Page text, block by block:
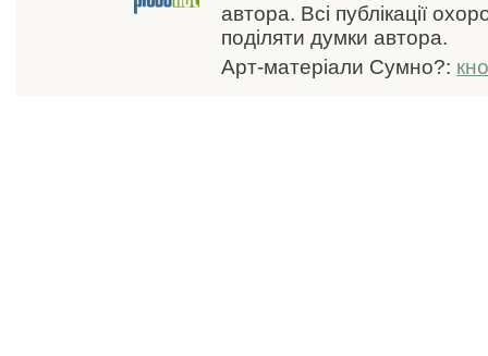
автора. Всі публікації
поділяти думки автора.
Арт-матеріали Сумно?: